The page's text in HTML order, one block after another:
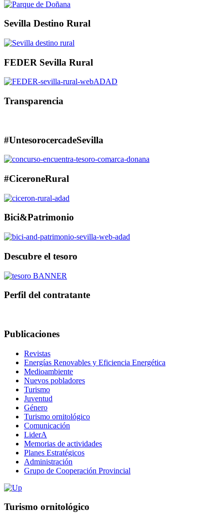
Sevilla Destino Rural
FEDER Sevilla Rural
Transparencia
#UntesorocercadeSevilla
#CiceroneRural
Bici&Patrimonio
Descubre el tesoro
Perfil del contratante
Publicaciones
Revistas
Energías Renovables y Eficiencia Energética
Medioambiente
Nuevos pobladores
Turismo
Juventud
Género
Turismo ornitológico
Comunicación
LiderA
Memorias de actividades
Planes Estratégicos
Administración
Grupo de Cooperación Provincial
Turismo ornitológico